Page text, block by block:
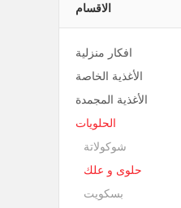
الاقسام
افكار منزلية
الأغذية الخاصة
الأغذية المجمدة
الحلويات
شوكولاتة
حلوى و علك
بسكويت